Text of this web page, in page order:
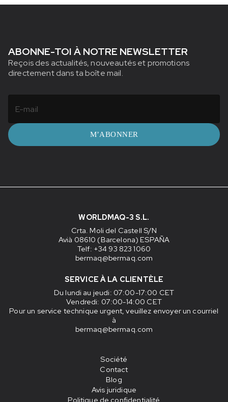
ABONNE-TOI À NOTRE NEWSLETTER
Reçois des actualités, nouveautés et promotions
directement dans ta boîte mail.
M’ABONNER
WORLDMAQ-3 S.L.
Crta. Moli del Castell S/N
Avià 08610 (Barcelona) ESPAÑA
Telf: +34 93 823 1060
bermaq@bermaq.com
SERVICE À LA CLIENTÈLE
Du lundi au jeudi: 07:00-17:00 CET
Vendredi: 07:00-14:00 CET
Pour un service technique urgent, veuillez envoyer un courriel
à
bermaq@bermaq.com
Société
Contact
Blog
Avis juridique
Politique de confidentialité